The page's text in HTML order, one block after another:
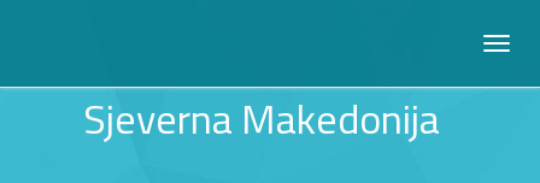
Sjeverna Makedonija